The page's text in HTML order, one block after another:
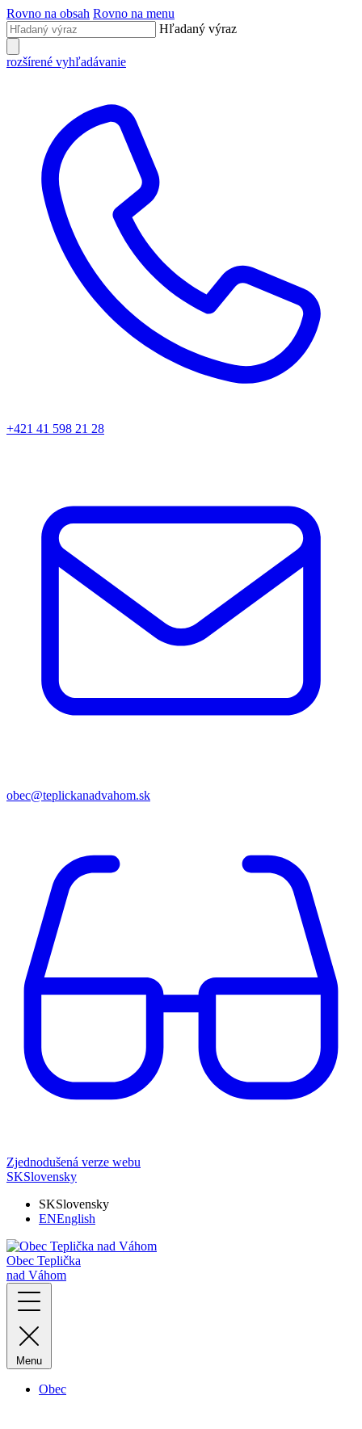
Rovno na obsah Rovno na menu
Hľadaný výraz
rozšírené vyhľadávanie
+421 41 598 21 28
obec@teplickanadvahom.sk
Zjednodušená verze webu
SKSlovensky
SKSlovensky
ENEnglish
Obec Teplička
nad Váhom
Menu
Obec